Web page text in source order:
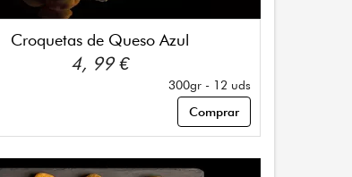
Croquetas de Queso Azul
4, 99 €
300gr - 12 uds
Comprar